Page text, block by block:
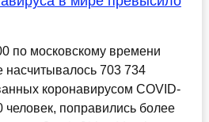
по московскому времени
насчитывалось 703 734
коронавирусом COVID-
человек, поправились более